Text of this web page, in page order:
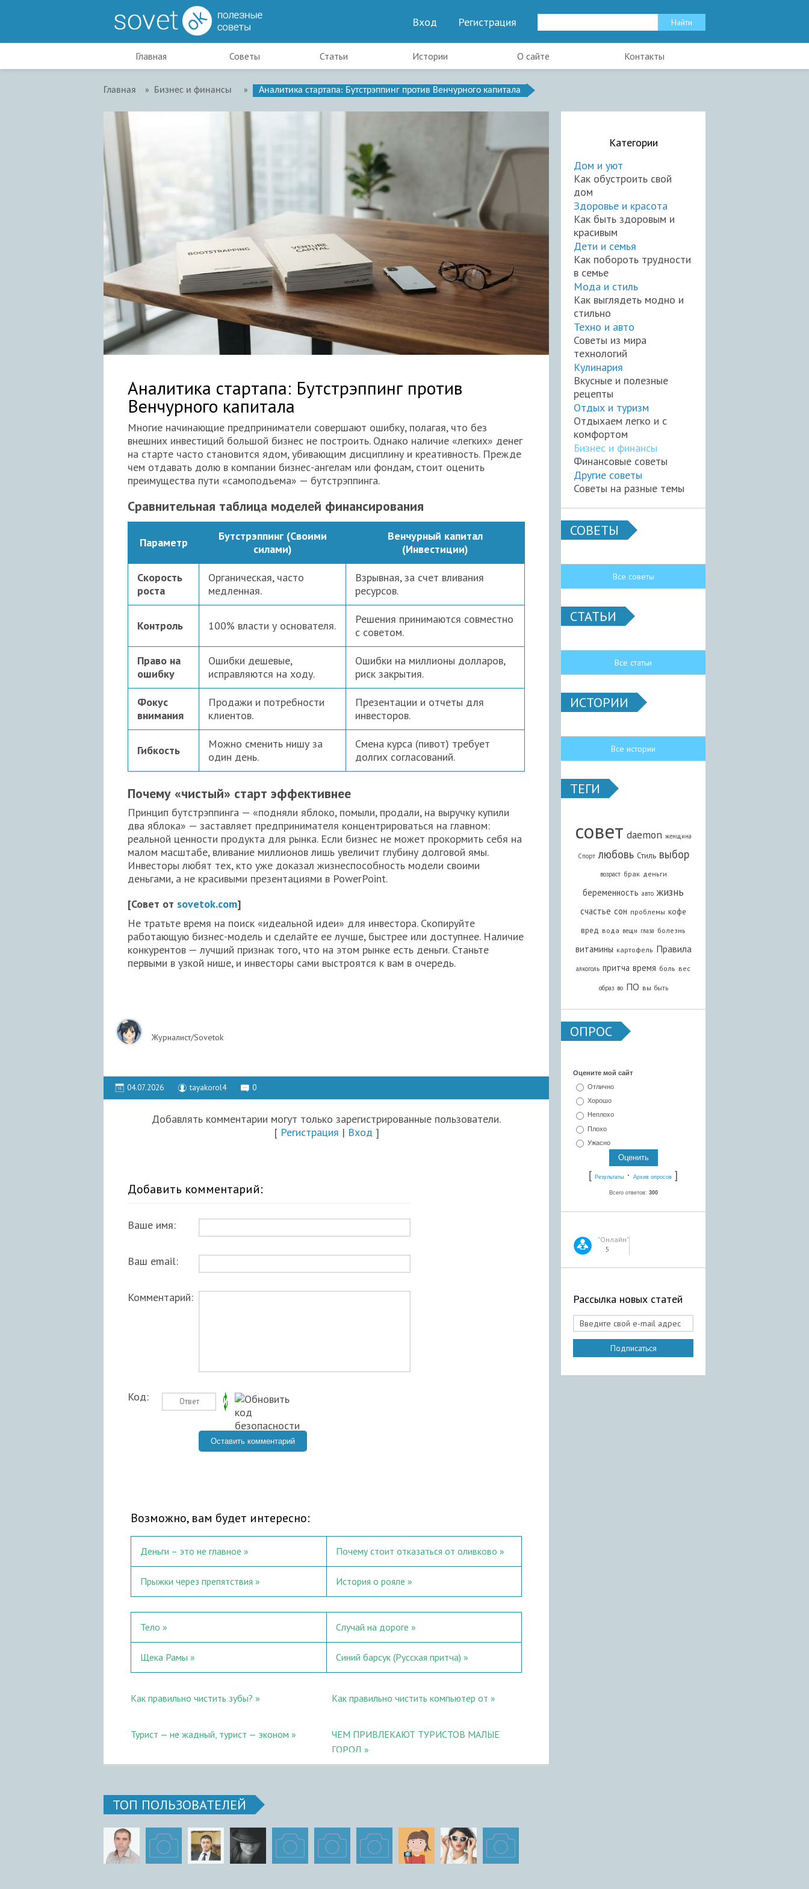
Вход Регистрация
Главная Советы Статьи Истории О сайте Контакты
Главная » Бизнес и финансы » Аналитика стартапа: Бутстрэппинг против Венчурного капитала
Аналитика стартапа: Бутстрэппинг против
Венчурного капитала
Многие начинающие предприниматели совершают ошибку, полагая, что без
внешних инвестиций большой бизнес не построить. Однако наличие «легких» денег
на старте часто становится ядом, убивающим дисциплину и креативность. Прежде
чем отдавать долю в компании бизнес-ангелам или фондам, стоит оценить
преимущества пути «самоподъема» — бутстрэппинга.
Сравнительная таблица моделей финансирования
Параметр
Бутстрэппинг (Своими
силами)
Венчурный капитал
(Инвестиции)
Скорость
роста
Органическая, часто
медленная.
Взрывная, за счет вливания
ресурсов.
Контроль 100% власти у основателя.
Решения принимаются совместно
с советом.
Право на
ошибку
Ошибки дешевые,
исправляются на ходу.
Ошибки на миллионы долларов,
риск закрытия.
Фокус
внимания
Продажи и потребности
клиентов.
Презентации и отчеты для
инвесторов.
Гибкость
Можно сменить нишу за
один день.
Смена курса (пивот) требует
долгих согласований.
Почему «чистый» старт эффективнее
Принцип бутстрэппинга — «подняли яблоко, помыли, продали, на выручку купили
два яблока» — заставляет предпринимателя концентрироваться на главном:
реальной ценности продукта для рынка. Если бизнес не может прокормить себя на
малом масштабе, вливание миллионов лишь увеличит глубину долговой ямы.
Инвесторы любят тех, кто уже доказал жизнеспособность модели своими
деньгами, а не красивыми презентациями в PowerPoint.
[Совет от sovetok.com]
Не тратьте время на поиск «идеальной идеи» для инвестора. Скопируйте
работающую бизнес-модель и сделайте ее лучше, быстрее или доступнее. Наличие
конкурентов — лучший признак того, что на этом рынке есть деньги. Станьте
первыми в узкой нише, и инвесторы сами выстроятся к вам в очередь.
Журналист/Sovetok
04.07.2026 tayakorol4 0
Добавлять комментарии могут только зарегистрированные пользователи.
[ Регистрация | Вход ]
Добавить комментарий:
Ваше имя:
Ваш email:
Комментарий:
Код:
Возможно, вам будет интересно:
Деньги – это не главное Почему стоит отказаться от оливково
Прыжки через препятствия История о рояле
Тело Случай на дороге
Щека Рамы Синий барсук (Русская притча)
Как правильно чистить зубы? Как правильно чистить компьютер от
Турист — не жадный, турист — эконом
ЧЕМ ПРИВЛЕКАЮТ ТУРИСТОВ МАЛЫЕ
ГОРОД
ТОП ПОЛЬЗОВАТЕЛЕЙ
Категории
Дом и уют
Как обустроить свой
дом
Здоровье и красота
Как быть здоровым и
красивым
Дети и семья
Как побороть трудности
в семье
Мода и стиль
Как выглядеть модно и
стильно
Техно и авто
Советы из мира
технологий
Кулинария
Вкусные и полезные
рецепты
Отдых и туризм
Отдыхаем легко и с
комфортом
Бизнес и финансы
Финансовые советы
Другие советы
Советы на разные темы
СОВЕТЫ
Все советы
СТАТЬИ
Все статьи
ИСТОРИИ
Все истории
ТЕГИ
совет daemon женщина
Спорт любовь Стиль выбор
возраст брак деньги
беременность авто жизнь
счастье сон проблемы кофе
вред вода вещи глаза болезнь
витамины картофель Правила
алкоголь притча время боль вес
образ во ПО вы быть
ОПРОС
Оцените мой сайт
Отлично
Хорошо
Неплохо
Плохо
Ужасно
[ Результаты · Архив опросов ]
Всего ответов: 300
"Онлайн"
5
Рассылка новых статей